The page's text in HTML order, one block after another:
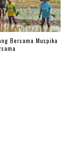
Bersama Muspika